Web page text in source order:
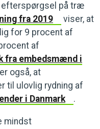
efterspørgsel på træ
fra 2019
viser, at
for 9 procent af
af
fra embedsmænd i
også, at
til ulovlig rydning af
ender i Danmark .
mindst